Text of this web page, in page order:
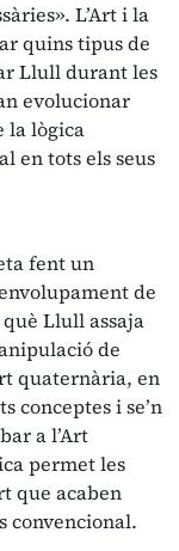
L’Art i la
quins tipus de
Llull durant les
evolucionar
la lògica
en tots els seus
fent un
de
què Llull assaja
de
quaternària, en
conceptes i se’n
a l’Art
permet les
que acaben
convencional.